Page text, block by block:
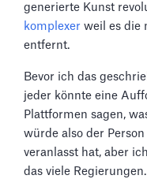
generierte Kunst
komplexer weil es die
entfernt.
Bevor ich das
jeder könnte eine
Plattformen sagen,
würde also der
veranlasst hat, aber
das viele